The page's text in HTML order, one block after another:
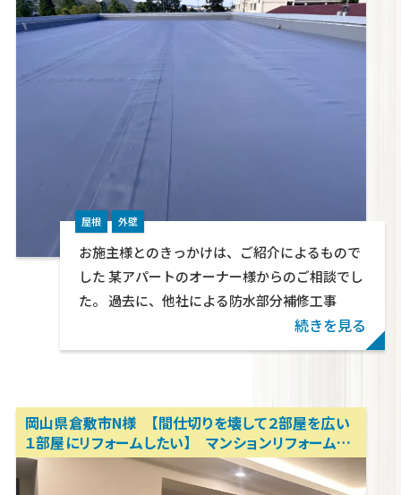
ョン 岡山リフォーム相談所 テクトン・パートナーズ
屋根 外壁
お施主様とのきっかけは、ご紹介によるもので
した 某アパートのオーナー様からのご相談でし
た。 過去に、他社による防水部分補修工事
続きを見る
岡山県倉敷市N様 【間仕切りを壊して２部屋を広い
１部屋にリフォームしたい】 マンションリフォーム、ア
パートリフォーム、内装リノベーション 岡山リフォー
ム相談所 テクトン・パートナーズ